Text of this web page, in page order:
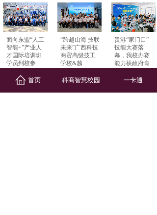
面向东盟“人工
智能+”产业人
才国际培训班
学员到校参
“跨越山海 技联
未来”广西科技
商贸高级技工
学校&越
贵港“家门口”
技能大赛落
幕，我校办赛
能力获政府肯
2026-07-23
首页 科商智慧校园 一卡通